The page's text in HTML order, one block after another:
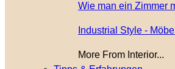
Wie man ein Zimmer
Industrial Style -
More From Interior...